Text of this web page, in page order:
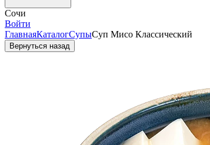
Сочи
Войти
ГлавнаяКаталогСупыСуп Мисо Классический
Вернуться назад